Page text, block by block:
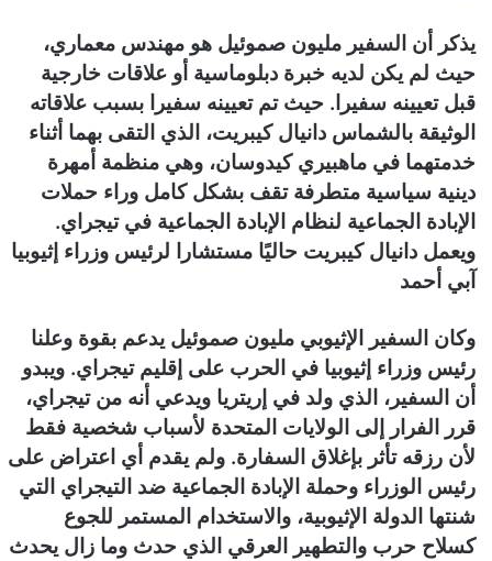
يذكر أن السفير مليون صموئيل هو مهندس معماري،
حيث لم يكن لديه خبرة دبلوماسية أو علاقات خارجية
قبل تعيينه سفيرا. حيث تم تعيينه سفيرا بسبب علاقاته
الوثيقة بالشماس دانيال كيبريت، الذي التقى بهما أثناء
خدمتهما في ماهبيري كيدوسان، وهي منظمة أمهرة
دينية سياسية متطرفة تقف بشكل كامل وراء حملات
الإبادة الجماعية لنظام الإبادة الجماعية في تيجراي.
ويعمل دانيال كيبريت حاليًا مستشارا لرئيس وزراء إثيوبيا
آبي أحمد
وكان السفير الإثيوبي مليون صموئيل يدعم بقوة وعلنا
رئيس وزراء إثيوبيا في الحرب على إقليم تيجراي. ويبدو
أن السفير، الذي ولد في إريتريا ويدعي أنه من تيجراي،
قرر الفرار إلى الولايات المتحدة لأسباب شخصية فقط
لأن رزقه تأثر بإغلاق السفارة. ولم يقدم أي اعتراض على
رئيس الوزراء وحملة الإبادة الجماعية ضد التيجراي التي
شنتها الدولة الإثيوبية، والاستخدام المستمر للجوع
كسلاح حرب والتطهير العرقي الذي حدث وما زال يحدث